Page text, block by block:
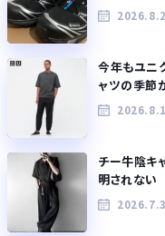
2026.8.2
今年もユニ
ャツの季節
2026.8.1
チー牛陰キ
明されない